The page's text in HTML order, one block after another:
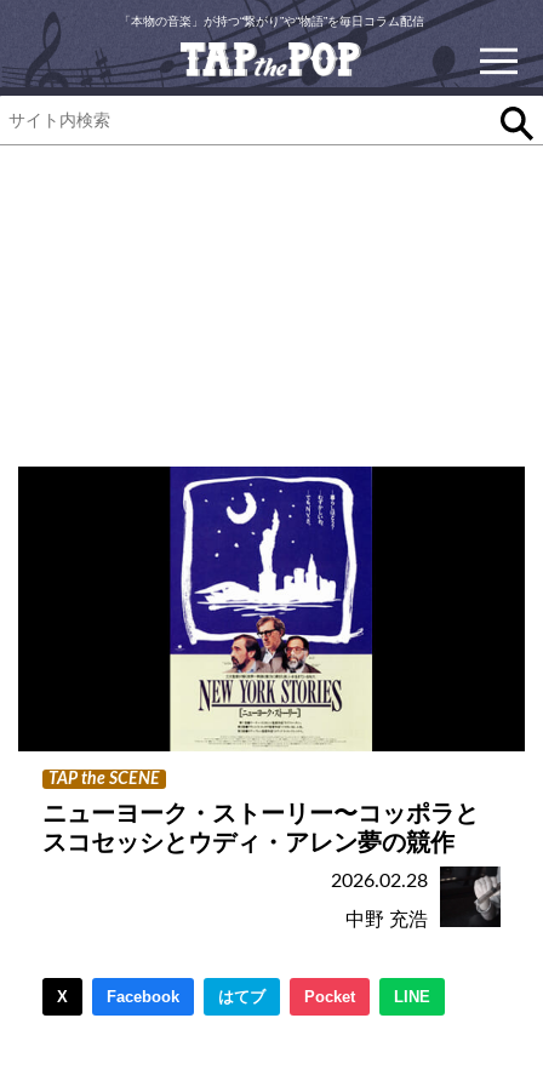
「本物の音楽」が持つ“繋がり”や“物語”を毎日コラム配信
TAP the SCENE
ニューヨーク・ストーリー〜コッポラと
スコセッシとウディ・アレン夢の競作
2026.02.28
中野 充浩
X Facebook はてブ Pocket LINE